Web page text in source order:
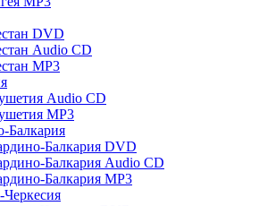
DVD
Audio CD
MP3
Audio CD
MP3
Балкария
Балкария DVD
Балкария Audio CD
Балкария MP3
Черкесия